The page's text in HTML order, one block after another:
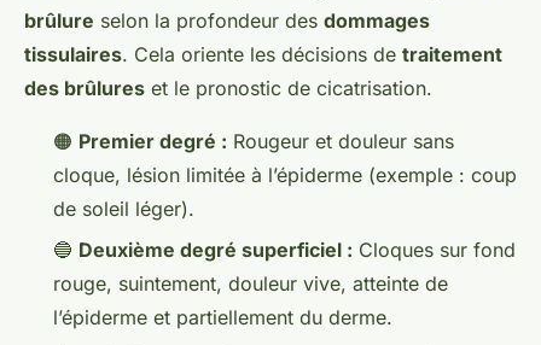
brûlure selon la profondeur des dommages
tissulaires. Cela oriente les décisions de traitement
des brûlures et le pronostic de cicatrisation.
🟠 Premier degré : Rougeur et douleur sans
cloque, lésion limitée à l’épiderme (exemple : coup
de soleil léger).
🔵 Deuxième degré superficiel : Cloques sur fond
rouge, suintement, douleur vive, atteinte de
l’épiderme et partiellement du derme.